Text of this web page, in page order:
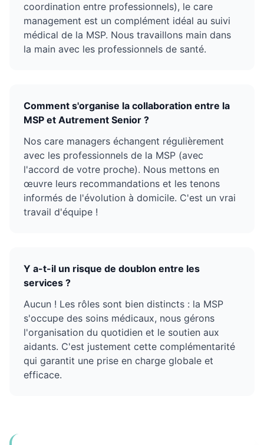
coordination entre professionnels), le care
management est un complément idéal au suivi
médical de la MSP. Nous travaillons main dans
la main avec les professionnels de santé.
Comment s'organise la collaboration entre la
MSP et Autrement Senior ?
Nos care managers échangent régulièrement
avec les professionnels de la MSP (avec
l'accord de votre proche). Nous mettons en
œuvre leurs recommandations et les tenons
informés de l'évolution à domicile. C'est un vrai
travail d'équipe !
Y a-t-il un risque de doublon entre les
services ?
Aucun ! Les rôles sont bien distincts : la MSP
s'occupe des soins médicaux, nous gérons
l'organisation du quotidien et le soutien aux
aidants. C'est justement cette complémentarité
qui garantit une prise en charge globale et
efficace.